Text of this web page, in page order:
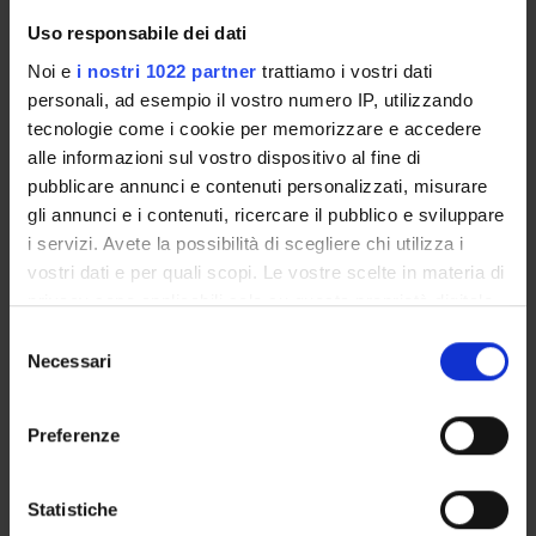
Uso responsabile dei dati
Noi e i nostri 1022 partner trattiamo i vostri dati
personali, ad esempio il vostro numero IP, utilizzando
tecnologie come i cookie per memorizzare e accedere
alle informazioni sul vostro dispositivo al fine di
pubblicare annunci e contenuti personalizzati, misurare
gli annunci e i contenuti, ricercare il pubblico e sviluppare
i servizi. Avete la possibilità di scegliere chi utilizza i
vostri dati e per quali scopi. Le vostre scelte in materia di
privacy sono applicabili solo su questa proprietà digitale
modificare o revocare il proprio consenso in qualsiasi
momento dalla Dichiarazione sui cookie o facendo clic
raccogliere informazioni sulla tua posizione
Necessari
Preferenze
Statistiche
Clinical practice (1st year)
2° Year activated in the A.Y. 2014/2015
MODULES CREDITS TAF
Conservative dentistry 4 B
MED/28
,MED/50
Pharmacology, Anesthesia
5 A/B
BIO/14
,MED/41
,MED/45
Professional Laboratories
MED/50
Dentistry and Children's
MED/28